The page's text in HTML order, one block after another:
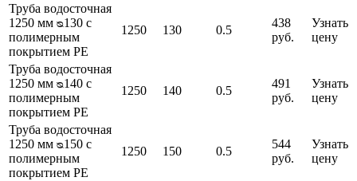
Труба водосточная
1250 мм ᴓ130 с
полимерным
покрытием PE
1250 130 0.5
438
руб.
Узнать
цену
Труба водосточная
1250 мм ᴓ140 с
полимерным
покрытием PE
1250 140 0.5
491
руб.
Узнать
цену
Труба водосточная
1250 мм ᴓ150 с
полимерным
покрытием PE
1250 150 0.5
544
руб.
Узнать
цену